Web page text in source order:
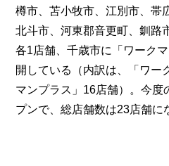
樽市、苫小牧市、江別市、帯
北斗市、河東郡音更町、釧路
各1店舗、千歳市に「ワーク
開している（内訳は、「ワー
マンプラス」16店舗）。今度
プンで、総店舗数は23店舗に